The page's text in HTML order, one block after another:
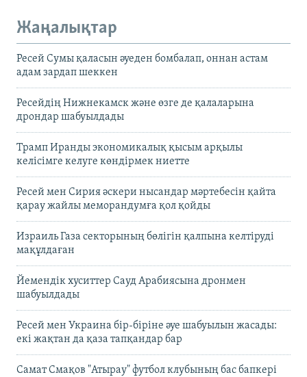
Жаңалықтар
Ресей Сумы қаласын әуеден бомбалап, оннан астам
адам зардап шеккен
Ресейдің Нижнекамск және өзге де қалаларына
дрондар шабуылдады
Трамп Иранды экономикалық қысым арқылы
келісімге келуге көндірмек ниетте
Ресей мен Сирия әскери нысандар мәртебесін қайта
қарау жайлы меморандумға қол қойды
Израиль Газа секторының бөлігін қалпына келтіруді
мақұлдаған
Йемендік хуситтер Сауд Арабиясына дронмен
шабуылдады
Ресей мен Украина бір-біріне әуе шабуылын жасады:
екі жақтан да қаза тапқандар бар
Самат Смақов "Атырау" футбол клубының бас бапкері